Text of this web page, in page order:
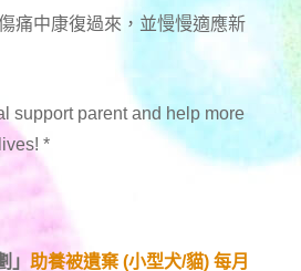
痛中康復過來，並慢慢適應新
support parent and help more
*
」 助養被遺棄 (小型犬/貓) 每月